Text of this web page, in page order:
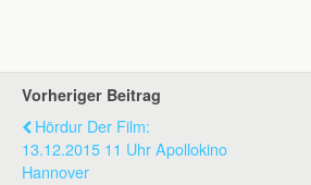
Vorheriger Beitrag
Hördur Der Film:
13.12.2015 11 Uhr Apollokino
Hannover